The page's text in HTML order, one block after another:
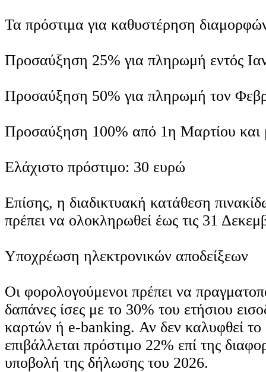
Τα πρόστιμα για καθυστέρηση
Προσαύξηση 25% για πληρωμή εντός
Προσαύξηση 50% για πληρωμή τον
Προσαύξηση 100% από 1η Μαρτίου και
Ελάχιστο πρόστιμο: 30 ευρώ
Επίσης, η διαδικτυακή κατάθεση
πρέπει να ολοκληρωθεί έως τις 31
Υποχρέωση ηλεκτρονικών αποδείξεων
Οι φορολογούμενοι πρέπει να
δαπάνες ίσες με το 30% του ετήσιου
καρτών ή e-banking. Αν δεν καλυφθεί το
επιβάλλεται πρόστιμο 22% επί της
υποβολή της δήλωσης του 2026.